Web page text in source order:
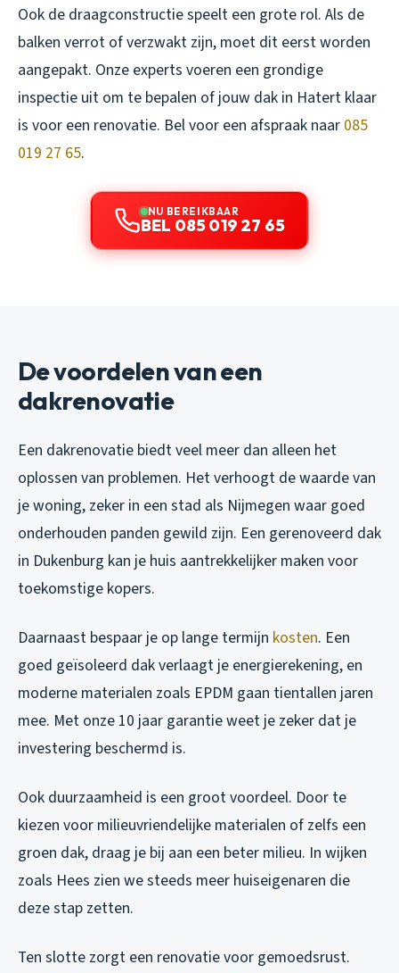
Ook de draagconstructie speelt een grote rol. Als de
balken verrot of verzwakt zijn, moet dit eerst worden
aangepakt. Onze experts voeren een grondige
inspectie uit om te bepalen of jouw dak in Hatert klaar
is voor een renovatie. Bel voor een afspraak naar 085
019 27 65.
NU BEREIKBAAR
BEL 085 019 27 65
De voordelen van een
dakrenovatie
Een dakrenovatie biedt veel meer dan alleen het
oplossen van problemen. Het verhoogt de waarde van
je woning, zeker in een stad als Nijmegen waar goed
onderhouden panden gewild zijn. Een gerenoveerd dak
in Dukenburg kan je huis aantrekkelijker maken voor
toekomstige kopers.
Daarnaast bespaar je op lange termijn kosten. Een
goed geïsoleerd dak verlaagt je energierekening, en
moderne materialen zoals EPDM gaan tientallen jaren
mee. Met onze 10 jaar garantie weet je zeker dat je
investering beschermd is.
Ook duurzaamheid is een groot voordeel. Door te
kiezen voor milieuvriendelijke materialen of zelfs een
groen dak, draag je bij aan een beter milieu. In wijken
zoals Hees zien we steeds meer huiseigenaren die
deze stap zetten.
Ten slotte zorgt een renovatie voor gemoedsrust.